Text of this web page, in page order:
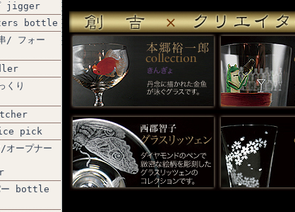
jigger
bottle
/ フォー
くり
ice pick
/オープナー
ー bottle